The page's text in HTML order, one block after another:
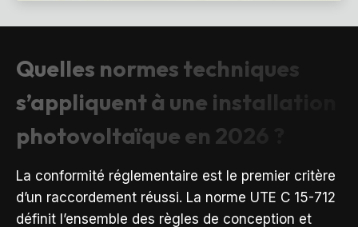
Quelles normes techniques
s’appliquent à une installation
photovoltaïque en 2026 ?
La conformité réglementaire est le premier critère
d’un raccordement réussi. La norme UTE C 15-712
définit l’ensemble des règles de conception et